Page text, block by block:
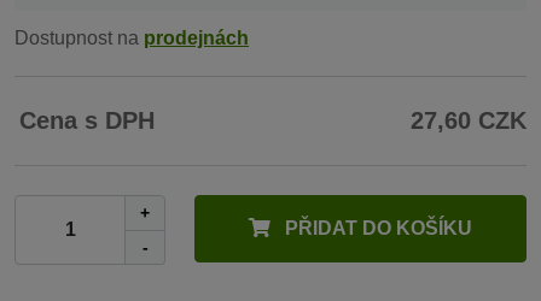
Dostupnost na prodejnách
Cena s DPH 27,60 CZK
+
-
PŘIDAT DO KOŠÍKU